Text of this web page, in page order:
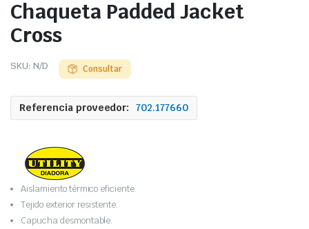
Chaqueta Padded Jacket
Cross
SKU: N/D Consultar
Referencia proveedor: 702.177660
Aislamiento térmico eficiente.
Tejido exterior resistente.
Capucha desmontable.